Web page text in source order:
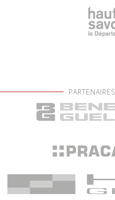
PARTENAIRES